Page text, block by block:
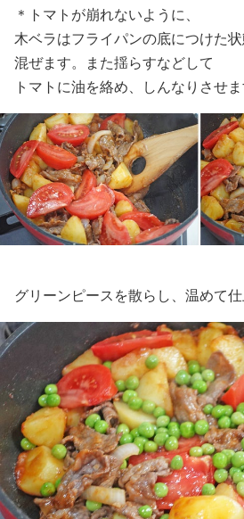
＊トマトが崩れないように、
木ベラはフライパンの底につけた
混ぜます。また揺らすなどして
トマトに油を絡め、しんなりさせま
グリーンピースを散らし、温めて仕